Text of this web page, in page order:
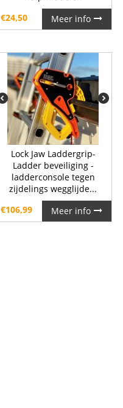
€24,50 Meer info
Lock Jaw Laddergrip-
Ladder beveiliging -
ladderconsole tegen
zijdelings wegglijde...
€106,99 Meer info